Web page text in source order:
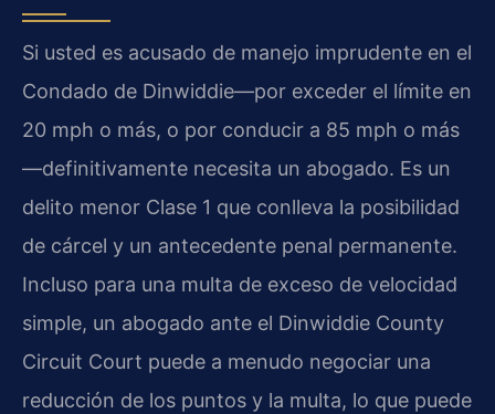
Si usted es acusado de manejo imprudente en el
Condado de Dinwiddie—por exceder el límite en
20 mph o más, o por conducir a 85 mph o más
—definitivamente necesita un abogado. Es un
delito menor Clase 1 que conlleva la posibilidad
de cárcel y un antecedente penal permanente.
Incluso para una multa de exceso de velocidad
simple, un abogado ante el Dinwiddie County
Circuit Court puede a menudo negociar una
reducción de los puntos y la multa, lo que puede